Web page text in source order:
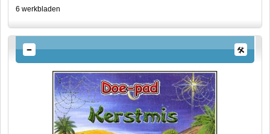
6 werkbladen